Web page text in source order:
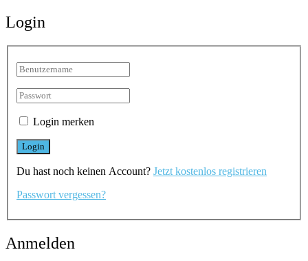
Login
Login merken
Du hast noch keinen Account? Jetzt kostenlos registrieren
Passwort vergessen?
Anmelden